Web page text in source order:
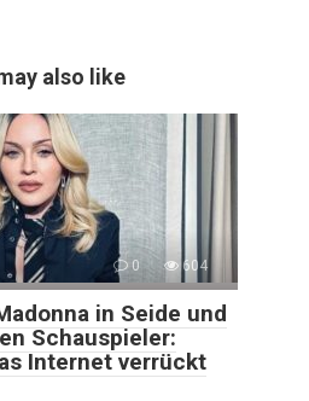
also like
0 604
in Seide und
Schauspieler:
Internet verrückt